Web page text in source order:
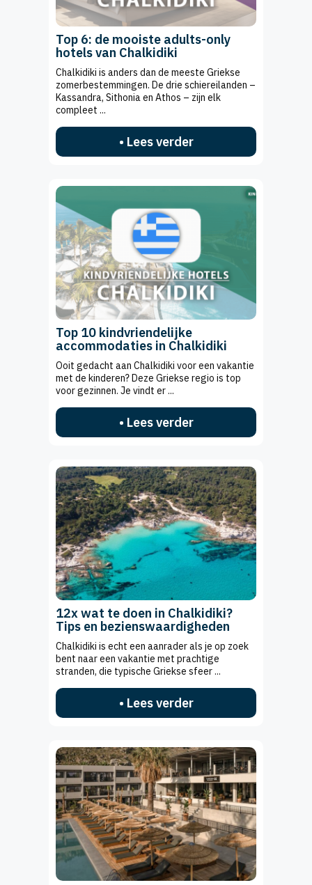
Top 6: de mooiste adults-only
hotels van Chalkidiki
Chalkidiki is anders dan de meeste Griekse
zomerbestemmingen. De drie schiereilanden –
Kassandra, Sithonia en Athos – zijn elk
compleet ...
• Lees verder
Top 10 kindvriendelijke
accommodaties in Chalkidiki
Ooit gedacht aan Chalkidiki voor een vakantie
met de kinderen? Deze Griekse regio is top
voor gezinnen. Je vindt er ...
• Lees verder
12x wat te doen in Chalkidiki?
Tips en bezienswaardigheden
Chalkidiki is echt een aanrader als je op zoek
bent naar een vakantie met prachtige
stranden, die typische Griekse sfeer ...
• Lees verder